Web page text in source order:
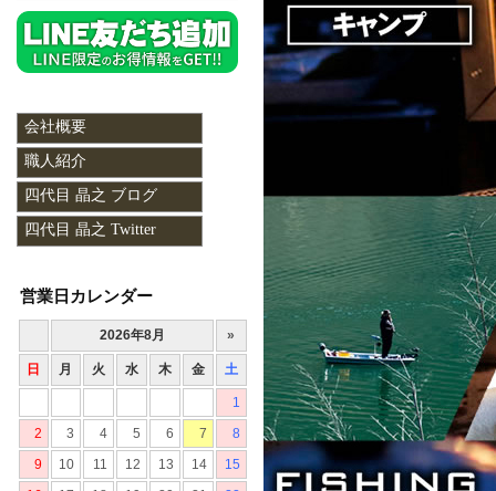
会社概要
職人紹介
四代目 晶之 ブログ
四代目 晶之 Twitter
営業日カレンダー